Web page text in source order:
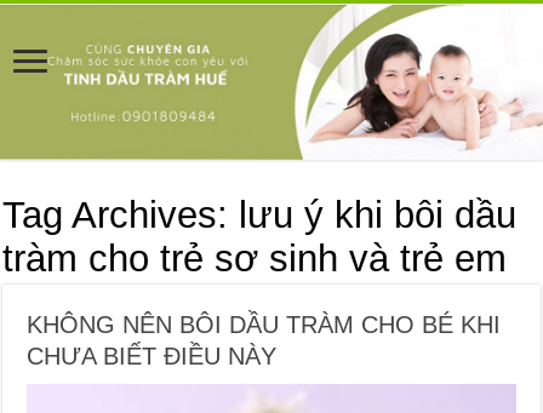
Tag Archives: lưu ý khi bôi dầu
tràm cho trẻ sơ sinh và trẻ em
KHÔNG NÊN BÔI DẦU TRÀM CHO BÉ KHI
CHƯA BIẾT ĐIỀU NÀY